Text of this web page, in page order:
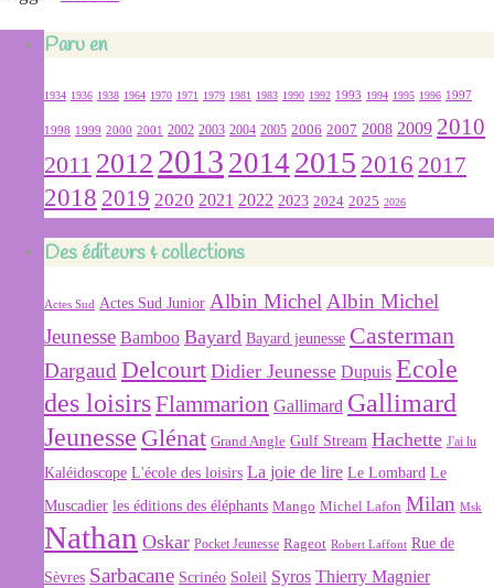
Paru en
1934 1936 1938 1964 1970 1971 1979 1981 1983 1990 1992 1993 1994 1995 1996 1997
1998 1999 2000 2001 2002 2003 2004 2005 2006 2007 2008 2009 2010
2011 2012 2013 2014 2015 2016 2017
2018 2019 2020 2021 2022 2023 2024 2025 2026
Des éditeurs & collections
Actes Sud Actes Sud Junior Albin Michel Albin Michel
Jeunesse Bamboo Bayard Bayard jeunesse Casterman
Dargaud Delcourt Didier Jeunesse Dupuis Ecole
des loisirsFlammarion Gallimard Gallimard
Jeunesse Glénat Grand Angle Gulf Stream Hachette J'ai lu
Kaléidoscope L'école des loisirs La joie de lire Le Lombard Le
Muscadier les éditions des éléphants Mango Michel Lafon Milan Msk
Nathan Oskar Pocket Jeunesse Rageot Robert Laffont Rue de
Sèvres Sarbacane Scrinéo Soleil Syros Thierry Magnier